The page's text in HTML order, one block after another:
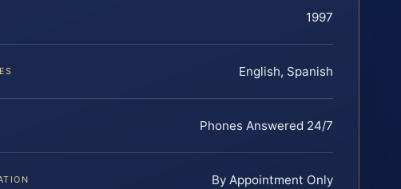
1997
English, Spanish
Phones Answered 24/7
By Appointment Only